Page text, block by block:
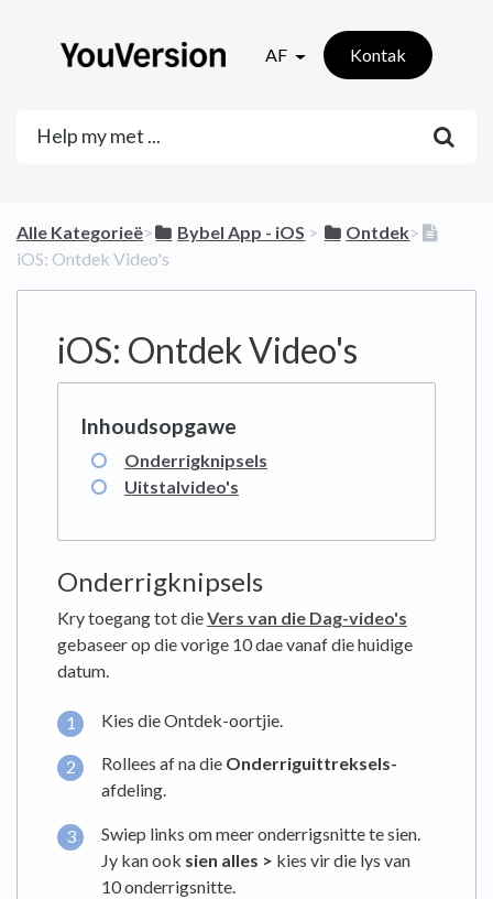
AF Kontak
Alle Kategorieë​>​ ​Bybel App - iOS ​ > ​ ​Ontdek​>​
iOS: Ontdek Video's
iOS: Ontdek Video's
Onderrigknipsels
Uitstalvideo's
Onderrigknipsels
Kry toegang tot dieVers van die Dag-video's
gebaseer op die vorige 10 dae vanaf die huidige
datum.
Kies die Ontdek-oortjie.
Rollees af na die Onderriguittreksels-
afdeling.
Swiep links om meer onderrigsnitte te sien.
Jy kan ook sien alles > kies vir die lys van
10 onderrigsnitte.